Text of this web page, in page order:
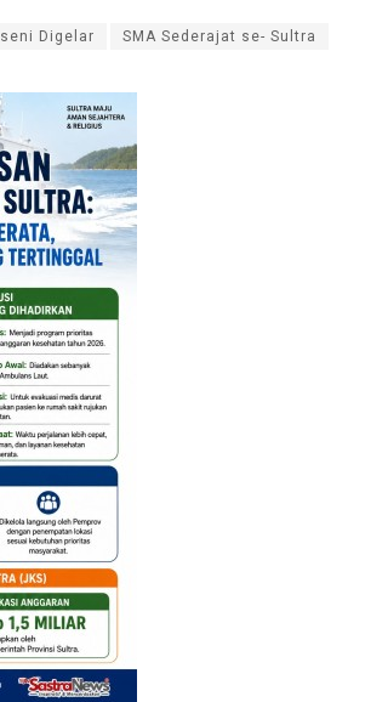
Digelar SMA Sederajat se- Sultra